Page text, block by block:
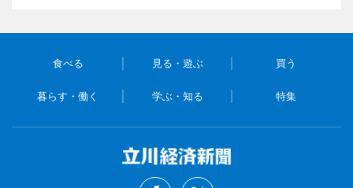
食べる 見る・遊ぶ 買う
暮らす・働く 学ぶ・知る 特集